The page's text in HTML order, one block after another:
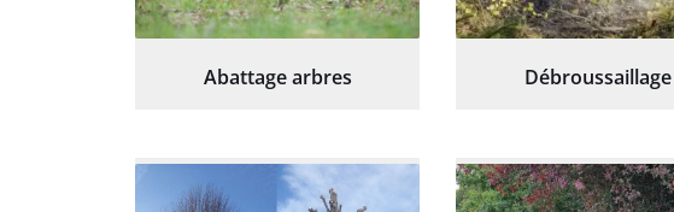
Abattage arbres Débroussaillage